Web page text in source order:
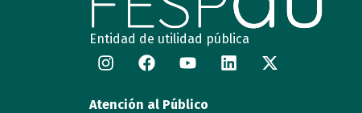
Entidad de utilidad pública
Atención al Público